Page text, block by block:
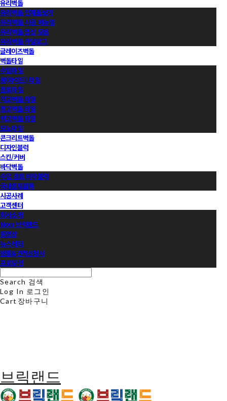
유리벽돌
유리벽돌 전제품보기
유리벽돌 시공 매뉴얼
유리벽돌 영상 모음
유리벽돌 카달로그
글레이즈벽돌
벽돌타일
수입타일
롱(와이드) 타일
점토타일
적고벽돌 타일
청고벽돌 타일
백고벽돌 타일
모노타일
콘크리트벽돌
디자인블럭
스킨/커버
바닥벽돌
수입 점토 바닥블럭
국내점토블록
시공사례
고객센터
회사소개
Now 브릭랜드
동영상
뉴스레터
샘플&견적신청서
프로모션
Search 검색
Log In 로그인
Cart 장바구니
브릭랜드